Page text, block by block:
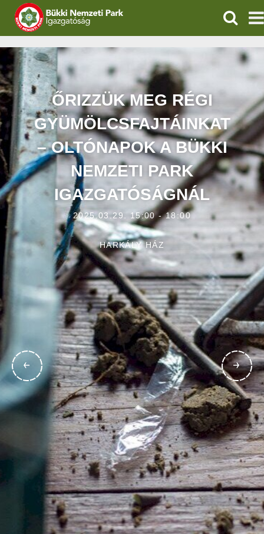
IGAZGATÓSÁG
TERMÉSZETVÉDELEM
VÍZVÉDELEM
ÖKOTURIZMUS
OKTATÁS
GEOPARKOK
KAPCSOLAT
ŐRIZZÜK MEG RÉGI
GYÜMÖLCSFAJTÁINKAT
– OLTÓNAPOK A BÜKKI
NEMZETI PARK
IGAZGATÓSÁGNÁL
2025.03.29. 15:00 - 18:00
HARKÁLY HÁZ